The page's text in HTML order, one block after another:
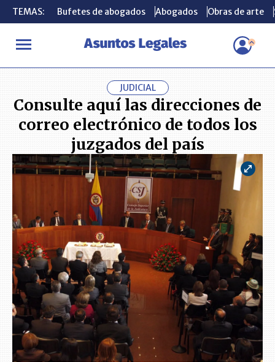
TEMAS: Bufetes de abogados Abogados Obras de arte
INICIO ACTUALIDAD Consulte aquí las direcciones de correo
TEMAS: Bufetes de abogados Abogados Obras de arte
JUDICIAL
Consulte aquí las direcciones de
correo electrónico de todos los
juzgados del país